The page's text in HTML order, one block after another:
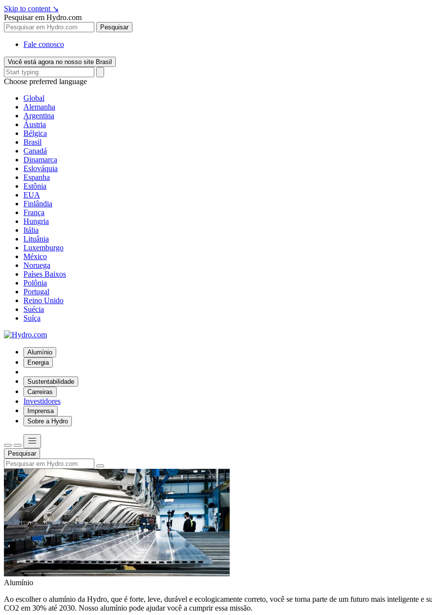
Skip to content ↘
Pesquisar em Hydro.com
Pesquisar
Fale conosco
Você está agora no nosso site Brasil
Choose preferred language
Global
Alemanha
Argentina
Áustria
Bélgica
Brasil
Canadá
Dinamarca
Eslováquia
Espanha
Estônia
EUA
Finlândia
França
Hungria
Itália
Lituânia
Luxemburgo
México
Noruega
Países Baixos
Polônia
Portugal
Reino Unido
Suécia
Suíça
Alumínio
Energia
Sustentabilidade
Carreiras
Investidores
Imprensa
Sobre a Hydro
Pesquisar
Alumínio
Ao escolher o alumínio da Hydro, que é forte, leve, durável e ecologicamente correto, você se torna parte de um futuro mais inteligente e
CO2 em 30% até 2030. Nosso alumínio pode ajudar você a cumprir essa missão.